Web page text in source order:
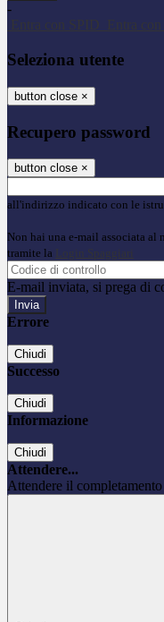
-
Entra con SPID
Entra
Seleziona utente
button close ×
Recupero password
button close ×
all'indirizzo indicato con le
Non hai una e-mail associata al
tramite la Login Spaggiari
E-mail inviata, si prega di
Errore
Chiudi
Successo
Chiudi
Informazione
Chiudi
Attendere...
Attendere il